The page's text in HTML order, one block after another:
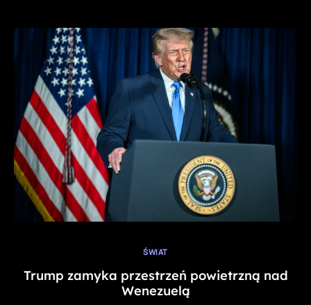
ŚWIAT
Trump zamyka przestrzeń powietrzną nad
Wenezuelą